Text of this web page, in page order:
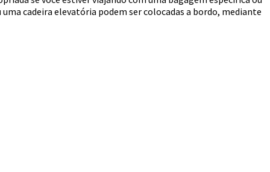
cadeira elevatória podem ser colocadas a bordo, mediante